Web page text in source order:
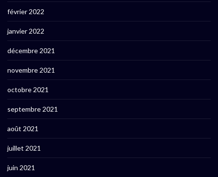
février 2022
janvier 2022
décembre 2021
novembre 2021
octobre 2021
septembre 2021
août 2021
juillet 2021
juin 2021